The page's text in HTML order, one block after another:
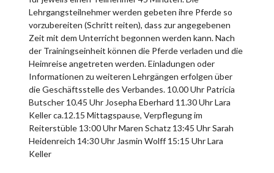
Lehrgangsteilnehmer werden gebeten ihre Pferde so
vorzubereiten (Schritt reiten), dass zur angegebenen
Zeit mit dem Unterricht begonnen werden kann. Nach
der Trainingseinheit können die Pferde verladen und die
Heimreise angetreten werden. Einladungen oder
Informationen zu weiteren Lehrgängen erfolgen über
die Geschäftsstelle des Verbandes. 10.00 Uhr Patricia
Butscher 10.45 Uhr Josepha Eberhard 11.30 Uhr Lara
Keller ca.12.15 Mittagspause, Verpflegung im
Reiterstüble 13:00 Uhr Maren Schatz 13:45 Uhr Sarah
Heidenreich 14:30 Uhr Jasmin Wolff 15:15 Uhr Lara
Keller